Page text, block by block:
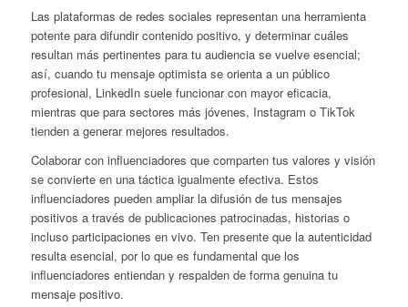
Las plataformas de redes sociales representan una herramienta
potente para difundir contenido positivo, y determinar cuáles
resultan más pertinentes para tu audiencia se vuelve esencial;
así, cuando tu mensaje optimista se orienta a un público
profesional, LinkedIn suele funcionar con mayor eficacia,
mientras que para sectores más jóvenes, Instagram o TikTok
tienden a generar mejores resultados.
Colaborar con influenciadores que comparten tus valores y visión
se convierte en una táctica igualmente efectiva. Estos
influenciadores pueden ampliar la difusión de tus mensajes
positivos a través de publicaciones patrocinadas, historias o
incluso participaciones en vivo. Ten presente que la autenticidad
resulta esencial, por lo que es fundamental que los
influenciadores entiendan y respalden de forma genuina tu
mensaje positivo.